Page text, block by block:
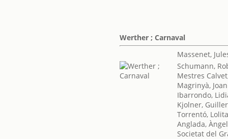
Werther ; Carnaval
Massenet,
Schumann,
Mestres
Magrinyà, Joan
Ibarrondo,
Kjolner,
Torrentó,
Anglada, Àngel
Societat del